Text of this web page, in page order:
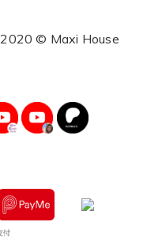
© Maxi House